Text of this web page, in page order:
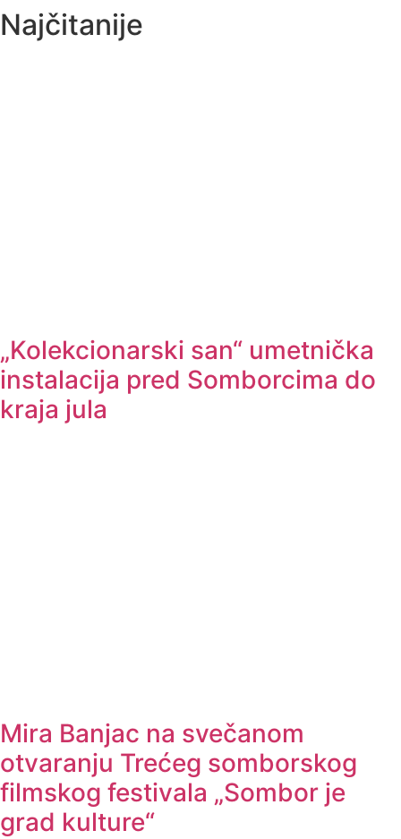
Najčitanije
„Kolekcionarski san“ umetnička
instalacija pred Somborcima do
kraja jula
Mira Banjac na svečanom
otvaranju Trećeg somborskog
filmskog festivala „Sombor je
grad kulture“